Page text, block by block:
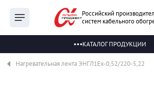
Российский
систем кабельного
КАТАЛОГ ПРОДУКЦИИ
Нагревательная лента ЭНГЛ1Ех-0,52/220-5,22